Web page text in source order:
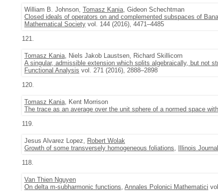
William B. Johnson, Tomasz Kania, Gideon Schechtman
Closed ideals of operators on and complemented subspaces of
Mathematical Society vol. 144 (2016), 4471–4485
121.
Tomasz Kania, Niels Jakob Laustsen, Richard Skillicorn
A singular, admissible extension which splits algebraically, but not
Functional Analysis vol. 271 (2016), 2888–2898
120.
Tomasz Kania, Kent Morrison
The trace as an average over the unit sphere of a normed space
119.
Jesus Alvarez Lopez, Robert Wolak
Growth of some transversely homogeneous foliations,
Illinois
118.
Van Thien Nguyen
On delta m-subharmonic functions, Annales Polonici Mathematici